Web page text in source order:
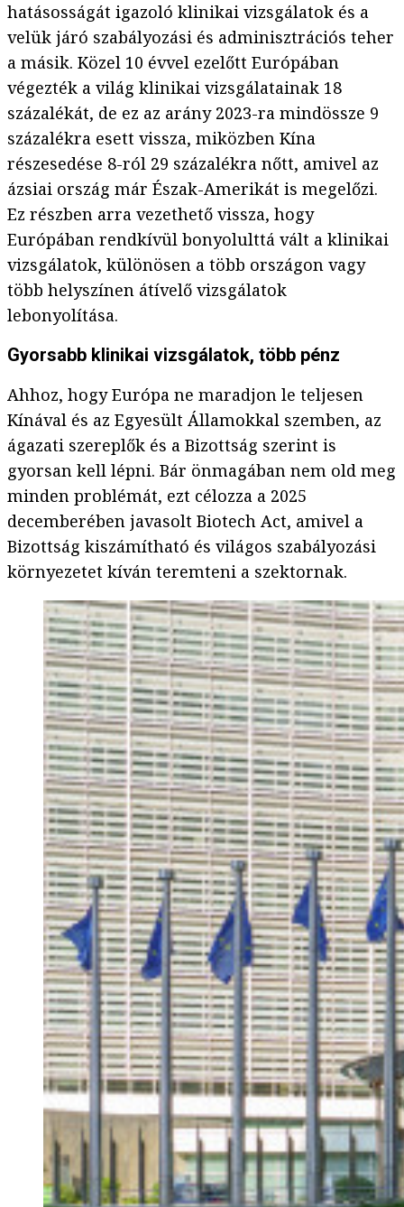
hatásosságát igazoló klinikai vizsgálatok és a
velük járó szabályozási és adminisztrációs teher
a másik. Közel 10 évvel ezelőtt Európában
végezték a világ klinikai vizsgálatainak 18
százalékát, de ez az arány 2023-ra mindössze 9
százalékra esett vissza, miközben Kína
részesedése 8-ról 29 százalékra nőtt, amivel az
ázsiai ország már Észak-Amerikát is megelőzi.
Ez részben arra vezethető vissza, hogy
Európában rendkívül bonyolulttá vált a klinikai
vizsgálatok, különösen a több országon vagy
több helyszínen átívelő vizsgálatok
lebonyolítása.
Gyorsabb klinikai vizsgálatok, több pénz
Ahhoz, hogy Európa ne maradjon le teljesen
Kínával és az Egyesült Államokkal szemben, az
ágazati szereplők és a Bizottság szerint is
gyorsan kell lépni. Bár önmagában nem old meg
minden problémát, ezt célozza a 2025
decemberében javasolt Biotech Act, amivel a
Bizottság kiszámítható és világos szabályozási
környezetet kíván teremteni a szektornak.